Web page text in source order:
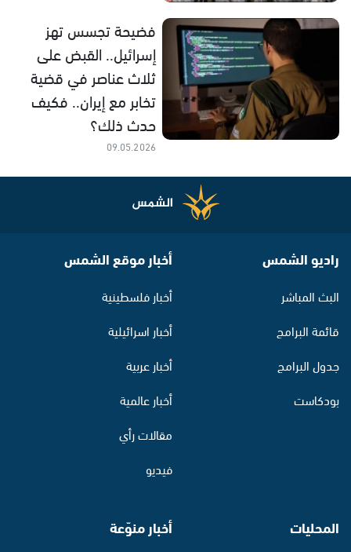
فضيحة تجسس تهز
إسرائيل.. القبض على
ثلاث عناصر في قضية
تخابر مع إيران.. فكيف
حدث ذلك؟
09.05.2026
راديو الشمس
البث المباشر
قائمة البرامج
جدول البرامج
بودكاست
أخبار موقع الشمس
أخبار فلسطينية
أخبار اسرائيلية
أخبار عربية
أخبار عالمية
مقالات رأي
فيديو
المحليات أخبار منوّعة